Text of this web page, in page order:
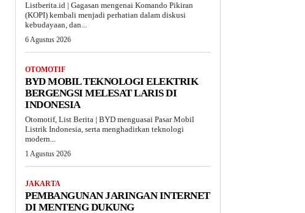
Listberita.id | Gagasan mengenai Komando Pikiran
(KOPI) kembali menjadi perhatian dalam diskusi
kebudayaan, dan...
6 Agustus 2026
OTOMOTIF
BYD MOBIL TEKNOLOGI ELEKTRIK
BERGENGSI MELESAT LARIS DI
INDONESIA
Otomotif, List Berita | BYD menguasai Pasar Mobil
Listrik Indonesia, serta menghadirkan teknologi
modern...
1 Agustus 2026
JAKARTA
PEMBANGUNAN JARINGAN INTERNET
DI MENTENG DUKUNG